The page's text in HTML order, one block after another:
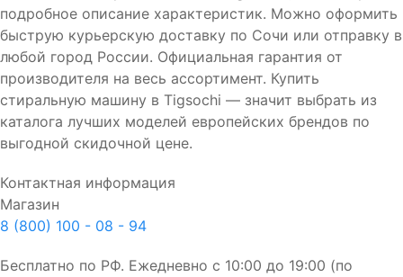
подробное описание характеристик. Можно оформить
быструю курьерскую доставку по Сочи или отправку в
любой город России. Официальная гарантия от
производителя на весь ассортимент. Купить
стиральную машину в Tigsochi — значит выбрать из
каталога лучших моделей европейских брендов по
выгодной скидочной цене.
Контактная информация
Магазин
8 (800) 100 - 08 - 94
Бесплатно по РФ. Ежедневно с 10:00 до 19:00 (по